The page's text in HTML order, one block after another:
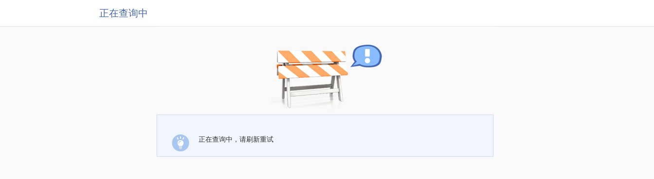
正在查询中
正在查询中，请刷新重试